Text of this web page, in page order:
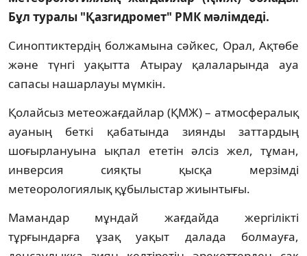
Бұл туралы "Қазгидромет" РМК мәлімдеді.
Синоптиктердің болжамына сәйкес, Орал, Ақтөбе
және түнгі уақытта Атырау қалаларында ауа
сапасы нашарлауы мүмкін.
Қолайсыз метеожағдайлар (ҚМЖ) – атмосфералық
ауаның беткі қабатында зиянды заттардың
шоғырлануына ықпал ететін әлсіз жел, тұман,
инверсия сияқты қысқа мерзімді
метеорологиялық құбылыстар жиынтығы.
Мамандар мұндай жағдайда жергілікті
тұрғындарға ұзақ уақыт далада болмауға,